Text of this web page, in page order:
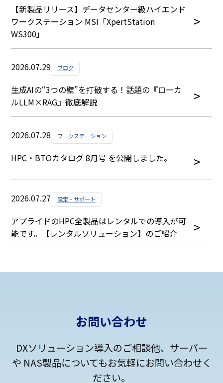
【新製品リリース】データセンター級ハイエンド
ワークステーション MSI「XpertStation
WS300」
2026.07.29 ブログ
生成AIの“3つの壁”を打破する！話題の『ローカ
ルLLM×RAG』徹底解説
2026.07.28 ワークステーション
HPC・BTOカタログ 8月号 を公開しました。
2026.07.27 設定・サポート
アプライドのHPC全製品はレンタルでの導入が可
能です。【レンタルソリューション】のご紹介
お問い合わせ
DXソリューション導入のご相談他、サーバー
や NAS製品についてもお気軽にお問い合わせく
ださい。